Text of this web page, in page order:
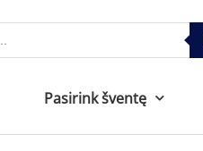
Pasirink šventę